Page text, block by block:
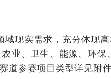
域现实需求，充分体现
业、卫生、能源、环
道参赛项目类型详见附件